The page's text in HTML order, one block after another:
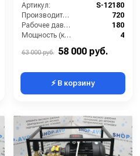
Артикул:
S-12180
Производительность (л/ч):
720
Рабочее давление (бар):
180
Мощность (кВт):
4
63 000 руб. 58 000 руб.
⚡ В корзину